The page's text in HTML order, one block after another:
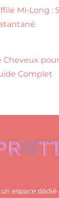
Mi-Long :
Cheveux
Complet
espace